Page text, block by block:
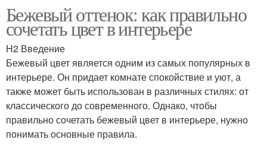
Бежевый оттенок: как правильно
сочетать цвет в интерьере
H2 Введение
Бежевый цвет является одним из самых популярных в
интерьере. Он придает комнате спокойствие и уют, а
также может быть использован в различных стилях: от
классического до современного. Однако, чтобы
правильно сочетать бежевый цвет в интерьере, нужно
понимать основные правила.